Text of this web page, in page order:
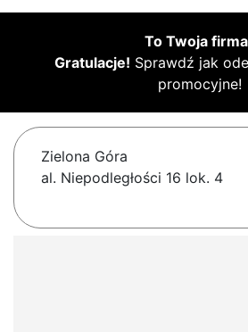
To Twoja firma
Gratulacje! Sprawdź jak
promocyjne!
Zielona Góra
al. Niepodległości 16 lok. 4